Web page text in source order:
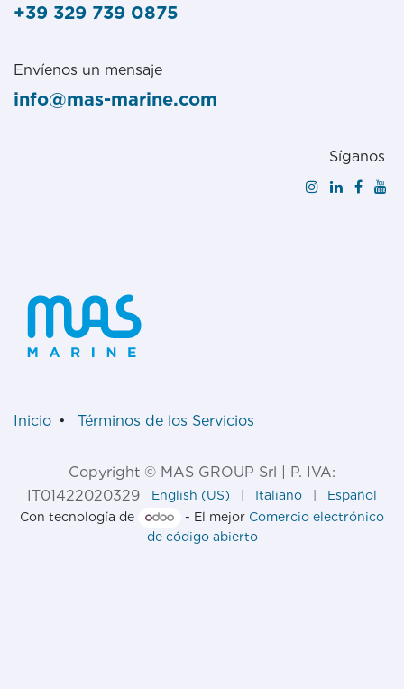
+39 329 739 0875
Envíenos un mensaje
info@mas-marine.com
Síganos
Inicio • Términos de los Servicios
Copyright © MAS GROUP Srl | P. IVA:
IT01422020329
English (US) Italiano
Español
Con tecnología de
- El mejor Comercio electrónico
de código abierto